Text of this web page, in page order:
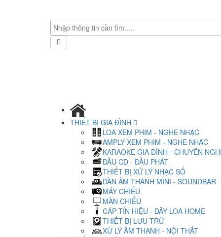
THIẾT BỊ GIA ĐÌNH
LOA XEM PHIM - NGHE NHẠC
AMPLY XEM PHIM - NGHE NHẠC
KARAOKE GIA ĐÌNH - CHUYÊN
ĐẦU CD - ĐẦU PHÁT
THIẾT BỊ XỬ LÝ NHẠC SỐ
DÀN ÂM THANH MINI - SOUNDBAR
MÁY CHIẾU
MÀN CHIẾU
CÁP TÍN HIỆU - DÂY LOA HOME
THIẾT BỊ LƯU TRỮ
XỬ LÝ ÂM THANH - NỘI THẤT